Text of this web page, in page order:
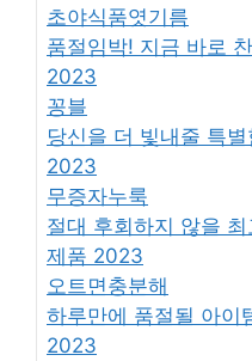
초야식품엿기름
품절임박! 지금 바로
2023
꽁블
당신을 더 빛내줄 특
2023
무증자누룩
절대 후회하지 않을
제품 2023
오트면충분해
하루만에 품절될 아이
2023